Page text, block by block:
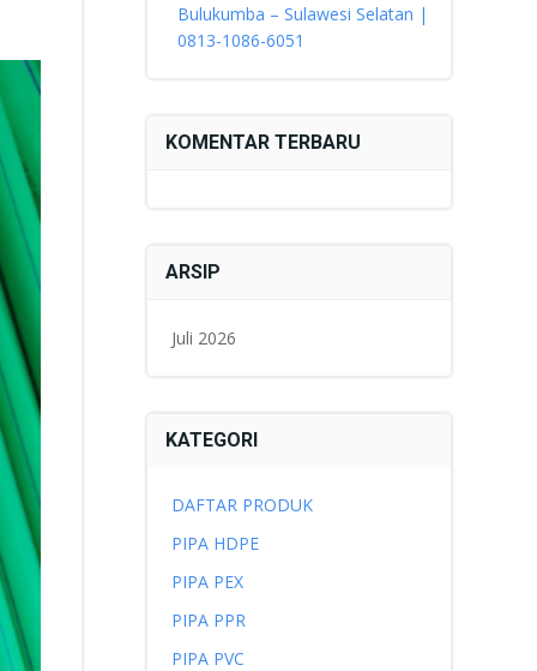
Bulukumba – Sulawesi Selatan |
0813-1086-6051
KOMENTAR TERBARU
ARSIP
Juli 2026
KATEGORI
DAFTAR PRODUK
PIPA HDPE
PIPA PEX
PIPA PPR
PIPA PVC